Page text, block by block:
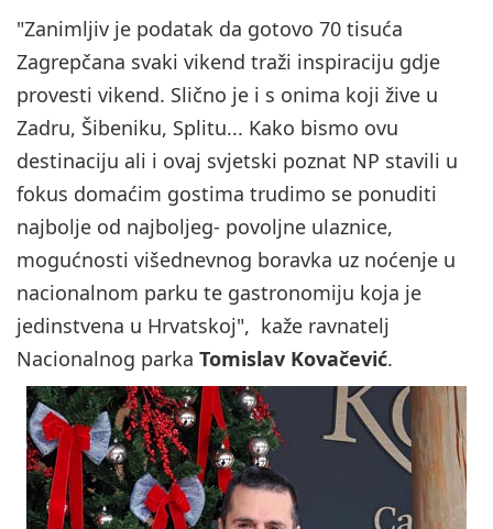
"Zanimljiv je podatak da gotovo 70 tisuća
Zagrepčana svaki vikend traži inspiraciju gdje
provesti vikend. Slično je i s onima koji žive u
Zadru, Šibeniku, Splitu... Kako bismo ovu
destinaciju ali i ovaj svjetski poznat NP stavili u
fokus domaćim gostima trudimo se ponuditi
najbolje od najboljeg- povoljne ulaznice,
mogućnosti višednevnog boravka uz noćenje u
nacionalnom parku te gastronomiju koja je
jedinstvena u Hrvatskoj", kaže ravnatelj
Nacionalnog parka Tomislav Kovačević.